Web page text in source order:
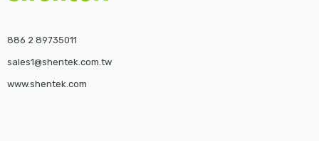
886 2 89735011
sales1@shentek.com.tw
www.shentek.com